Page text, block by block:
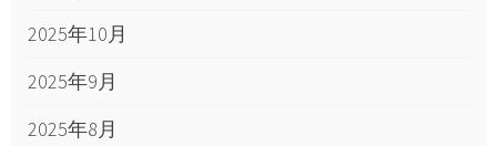
2025年10月
2025年9月
2025年8月